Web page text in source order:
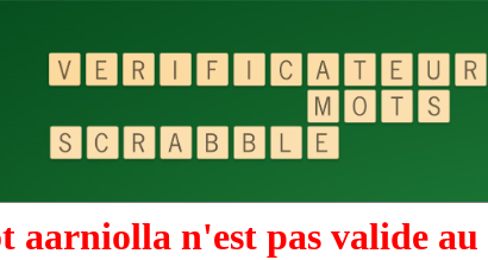
aarniolla n'est pas valide au